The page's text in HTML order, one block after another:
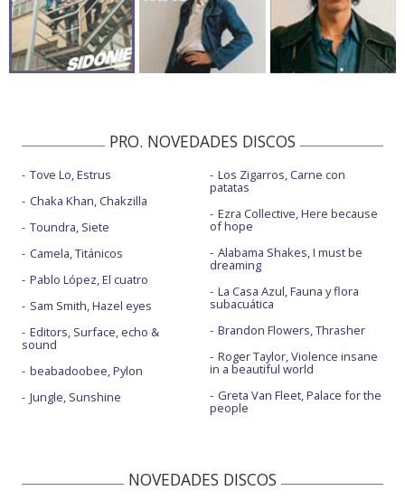
PRO. NOVEDADES DISCOS
Tove Lo, Estrus
Chaka Khan, Chakzilla
Toundra, Siete
Camela, Titánicos
Pablo López, El cuatro
Sam Smith, Hazel eyes
Editors, Surface, echo &
sound
beabadoobee, Pylon
Jungle, Sunshine
Los Zigarros, Carne con
patatas
Ezra Collective, Here because
of hope
Alabama Shakes, I must be
dreaming
La Casa Azul, Fauna y flora
subacuática
Brandon Flowers, Thrasher
Roger Taylor, Violence insane
in a beautiful world
Greta Van Fleet, Palace for the
people
NOVEDADES DISCOS